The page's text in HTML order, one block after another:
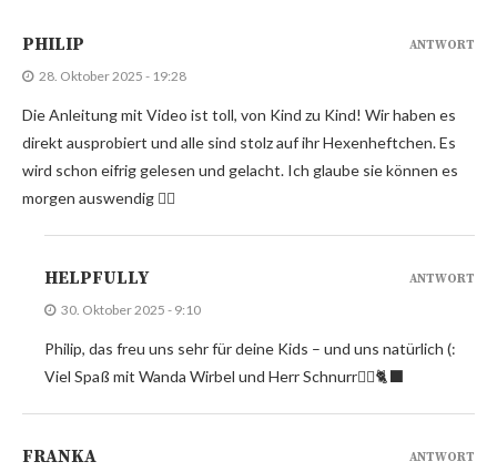
PHILIP
28. Oktober 2025 - 19:28
Die Anleitung mit Video ist toll, von Kind zu Kind! Wir haben es
direkt ausprobiert und alle sind stolz auf ihr Hexenheftchen. Es
wird schon eifrig gelesen und gelacht. Ich glaube sie können es
morgen auswendig 🧙‍♀️
ANTWORT
HELPFULLY
30. Oktober 2025 - 9:10
Philip, das freu uns sehr für deine Kids – und uns natürlich (:
Viel Spaß mit Wanda Wirbel und Herr Schnurr🧙‍♀️🐈‍⬛
ANTWORT
FRANKA ANTWORT